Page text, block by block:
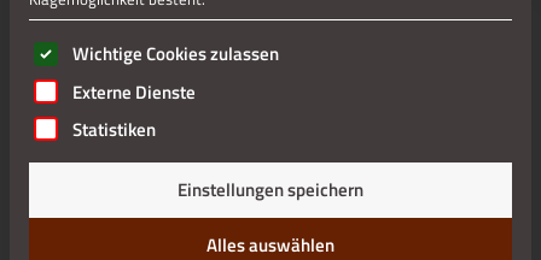
Nachtwächter-Führung: Mit den Wächtern der
Kupferstadt durch die historischen Gassen
Altstadt- und Kupferhof-Führung in Kombination
Hahn – Schwan – Engel: 3-Kirchen-Führung in der
Altstadt
Stolbergs Brauerei-Kultur: Zu den ehemaligen
Wirkstätten der alten Braumeister
Bauhistorische Spurensuche auf der Burg – warum auch
Mörtelfugen eine Geschichte erzählen
Es folgt eine Liste der Service-Gruppen, für die eine
Wichtige Cookies zulassen
Externe Dienste
Statistiken
Einstellungen speichern
Alles auswählen